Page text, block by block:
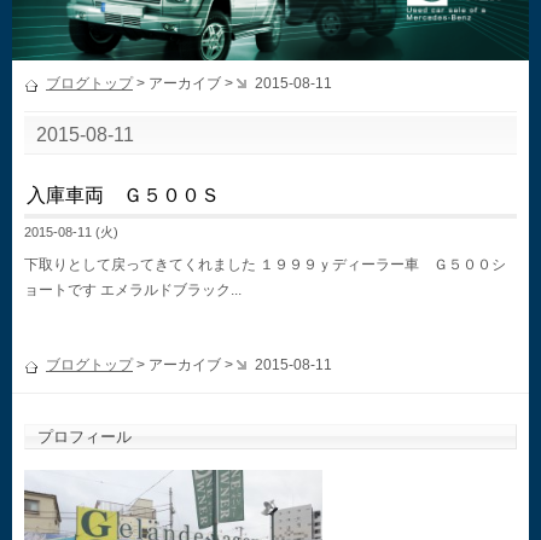
ブログトップ> アーカイブ > 2015-08-11
2015-08-11
入庫車両 Ｇ５００Ｓ
2015-08-11 (火)
下取りとして戻ってきてくれました １９９９ｙディーラー車 Ｇ５００シ
ョートです エメラルドブラック...
ブログトップ> アーカイブ > 2015-08-11
プロフィール